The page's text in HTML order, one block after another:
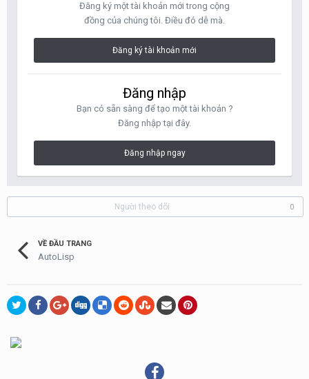
Đăng ký một tài khoản mới trong cộng
đồng của chúng tôi. Điều đó dễ mà.
Đăng ký tài khoản mới
Đăng nhập
Bạn có sẵn sàng để tạo một tài khoản ?
Đăng nhập tại đây.
Đăng nhập ngay
Người theo dõi 0
VỀ ĐẦU TRANG
AutoLisp